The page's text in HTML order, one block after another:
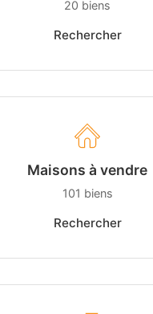
20 biens
Rechercher
Maisons à vendre
101 biens
Rechercher